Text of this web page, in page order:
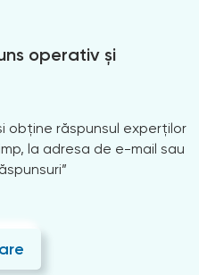
operativ și
obține răspunsul experților
la adresa de e-mail sau